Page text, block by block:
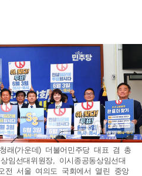
래(가운데) 더불어민주당 대표 겸 총
임선대위원장, 이시종공동상임선대
전 서울 여의도 국회에서 열린 중앙